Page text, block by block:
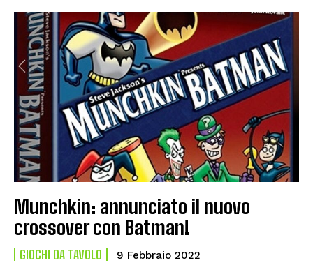
Munchkin: annunciato il nuovo
crossover con Batman!
GIOCHI DA TAVOLO 9 Febbraio 2022